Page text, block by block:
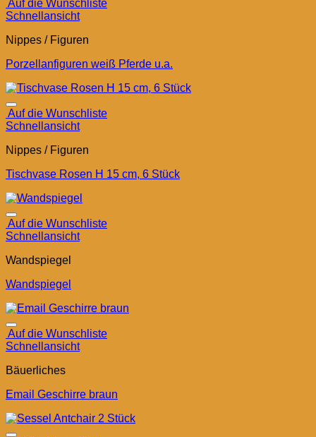
Auf die Wunschliste
Schnellansicht
Nippes / Figuren
Porzellanfiguren weiß Pferde u.a.
Auf die Wunschliste
Schnellansicht
Nippes / Figuren
Tischvase Rosen H 15 cm, 6 Stück
Auf die Wunschliste
Schnellansicht
Wandspiegel
Wandspiegel
Auf die Wunschliste
Schnellansicht
Bäuerliches
Email Geschirre braun